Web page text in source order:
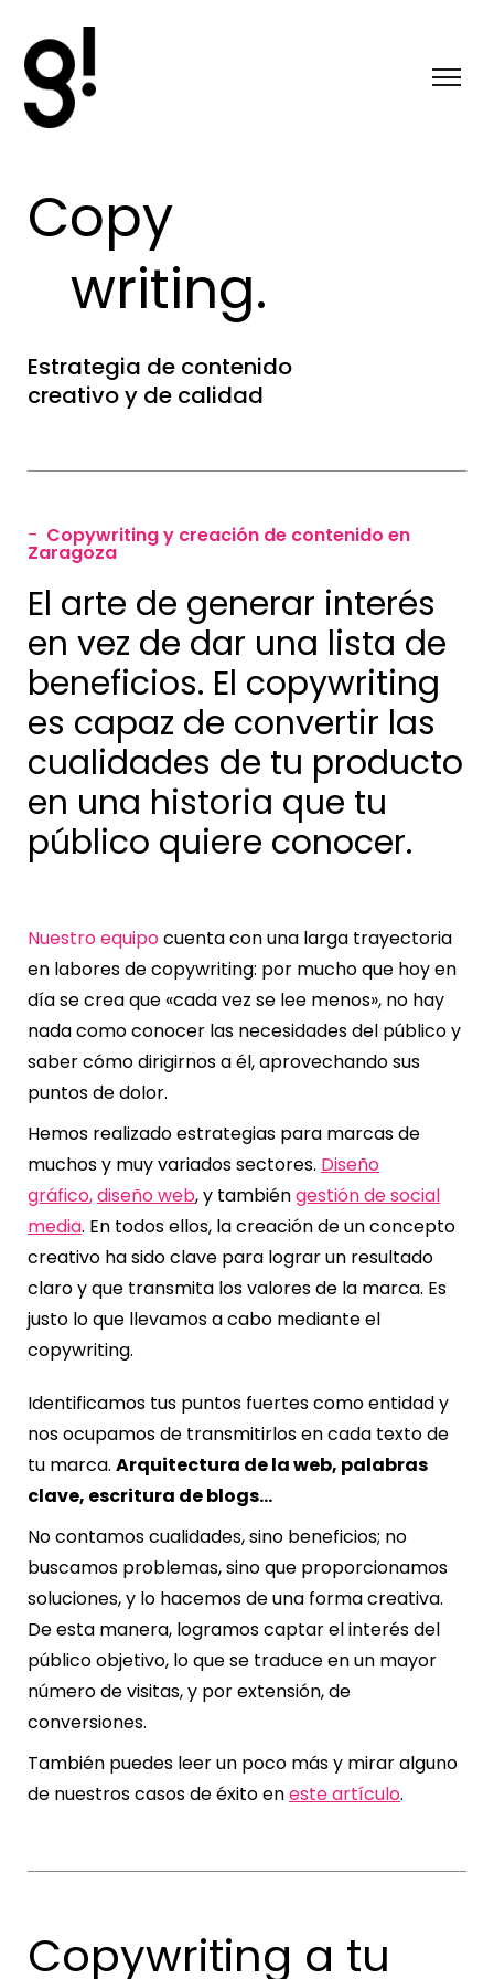
Copy
writing.
Estrategia de contenido
creativo y de calidad
— Copywriting y creación de contenido en
Zaragoza
El arte de generar interés
en vez de dar una lista de
beneficios. El copywriting
es capaz de convertir las
cualidades de tu producto
en una historia que tu
público quiere conocer.
Nuestro equipocuenta con una larga trayectoria
en labores de copywriting: por mucho que hoy en
día se crea que «cada vez se lee menos», no hay
nada como conocer las necesidades del público y
saber cómo dirigirnos a él, aprovechando sus
puntos de dolor.
Hemos realizado estrategias para marcas de
muchos y muy variados sectores. Diseño
gráfico,diseño web, y tambiéngestión de social
media. En todos ellos, la creación de un concepto
creativo ha sido clave para lograr un resultado
claro y que transmita los valores de la marca. Es
justo lo que llevamos a cabo mediante el
copywriting.
Identificamos tus puntos fuertes como entidad y
nos ocupamos de transmitirlos en cada texto de
tu marca. Arquitectura de la web, palabras
clave, escritura de blogs…
No contamos cualidades, sino beneficios; no
buscamos problemas, sino que proporcionamos
soluciones, y lo hacemos de una forma creativa.
De esta manera, logramos captar el interés del
público objetivo, lo que se traduce en un mayor
número de visitas, y por extensión, de
conversiones.
También puedes leer un poco más y mirar alguno
de nuestros casos de éxito eneste artículo.
Copywriting a tu